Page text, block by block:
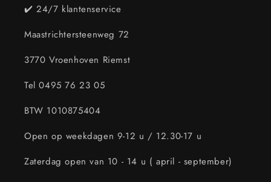
✔️ 24/7 klantenservice
Maastrichtersteenweg 72
3770 Vroenhoven Riemst
Tel 0495 76 23 05
BTW 1010875404
Open op weekdagen 9-12 u / 12.30-17 u
Zaterdag open van 10 - 14 u ( april - september)